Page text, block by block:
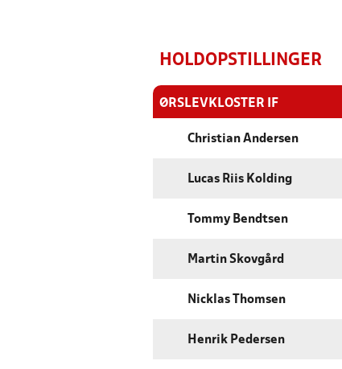
HOLDOPSTILLINGER
ØRSLEVKLOSTER IF
Christian Andersen
Lucas Riis Kolding
Tommy Bendtsen
Martin Skovgård
Nicklas Thomsen
Henrik Pedersen